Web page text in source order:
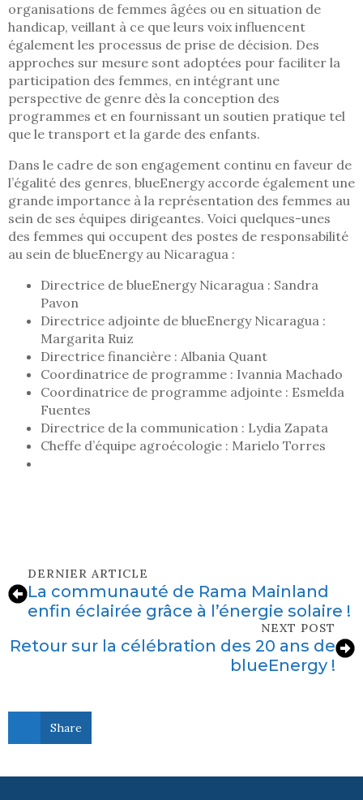
organisations de femmes âgées ou en situation de
handicap, veillant à ce que leurs voix influencent
également les processus de prise de décision. Des
approches sur mesure sont adoptées pour faciliter la
participation des femmes, en intégrant une
perspective de genre dès la conception des
programmes et en fournissant un soutien pratique tel
que le transport et la garde des enfants.
Dans le cadre de son engagement continu en faveur de
l’égalité des genres, blueEnergy accorde également une
grande importance à la représentation des femmes au
sein de ses équipes dirigeantes. Voici quelques-unes
des femmes qui occupent des postes de responsabilité
au sein de blueEnergy au Nicaragua :
Directrice de blueEnergy Nicaragua : Sandra
Pavon
Directrice adjointe de blueEnergy Nicaragua :
Margarita Ruiz
Directrice financière : Albania Quant
Coordinatrice de programme : Ivannia Machado
Coordinatrice de programme adjointe : Esmelda
Fuentes
Directrice de la communication : Lydia Zapata
Cheffe d’équipe agroécologie : Marielo Torres
DERNIER ARTICLE
La communauté de Rama Mainland
enfin éclairée grâce à l’énergie solaire !
NEXT POST
Retour sur la célébration des 20 ans de
blueEnergy !
Share